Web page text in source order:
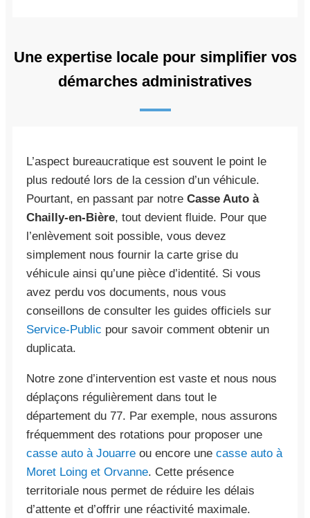
Une expertise locale pour simplifier vos
démarches administratives
L’aspect bureaucratique est souvent le point le
plus redouté lors de la cession d’un véhicule.
Pourtant, en passant par notre Casse Auto à
Chailly-en-Bière, tout devient fluide. Pour que
l’enlèvement soit possible, vous devez
simplement nous fournir la carte grise du
véhicule ainsi qu’une pièce d’identité. Si vous
avez perdu vos documents, nous vous
conseillons de consulter les guides officiels sur
Service-Public pour savoir comment obtenir un
duplicata.
Notre zone d’intervention est vaste et nous nous
déplaçons régulièrement dans tout le
département du 77. Par exemple, nous assurons
fréquemment des rotations pour proposer une
casse auto à Jouarre ou encore une casse auto à
Moret Loing et Orvanne. Cette présence
territoriale nous permet de réduire les délais
d’attente et d’offrir une réactivité maximale.